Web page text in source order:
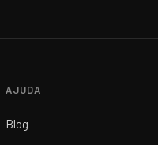
AJUDA
Blog